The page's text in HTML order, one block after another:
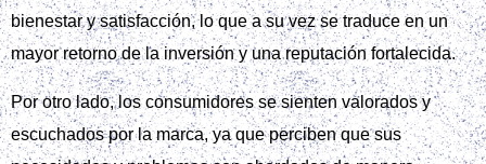
bienestar y satisfacción, lo que a su vez se traduce en un
mayor retorno de la inversión y una reputación fortalecida.
Por otro lado, los consumidores se sienten valorados y
escuchados por la marca, ya que perciben que sus